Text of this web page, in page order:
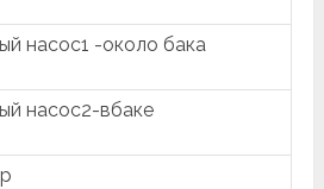
насос1 -около бака
насос2-вбаке